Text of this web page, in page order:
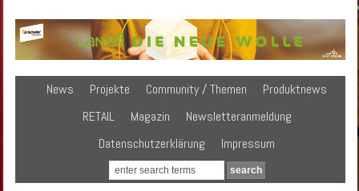
News Projekte Community / Themen
Produktnews
RETAIL
Magazin
Newsletteranmeldung
Datenschutzerklärung
Impressum